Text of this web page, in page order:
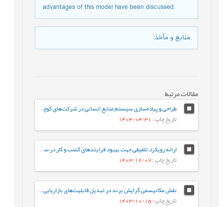
advantages of this model have been discussed.
منابع و مأخذ:
مقالات مرتبط
طراحی و پیاده‌سازی سیستم منابع انسانی در شرکت‌های کوچک و متوسط (SMEs) با رویکرد داده‌کاوی (مورد مطالعه: شرکت‌های کاشی و سرامیک استان یزد)
تاریخ چاپ: 1404/03/31
ارائه رویکرد تلفیقی جهت بهبود فرایندهای کسب و کار در سازمانهای خدماتی
تاریخ چاپ: 1403/12/07
نقش مکانیسمی گرایش برند در تبدیل قابلیت‌های بازاریابی و گرایش کارآفرینانه به ارزش برند: مطالعۀ موردی در صنعت کاشی و سرامیک
تاریخ چاپ: 1403/10/15